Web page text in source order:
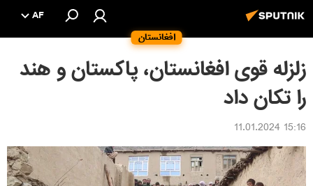
افغانستان
AF
زلزله قوی افغانستان، پاکستان و هند
را تکان داد
15:16 11.01.2024